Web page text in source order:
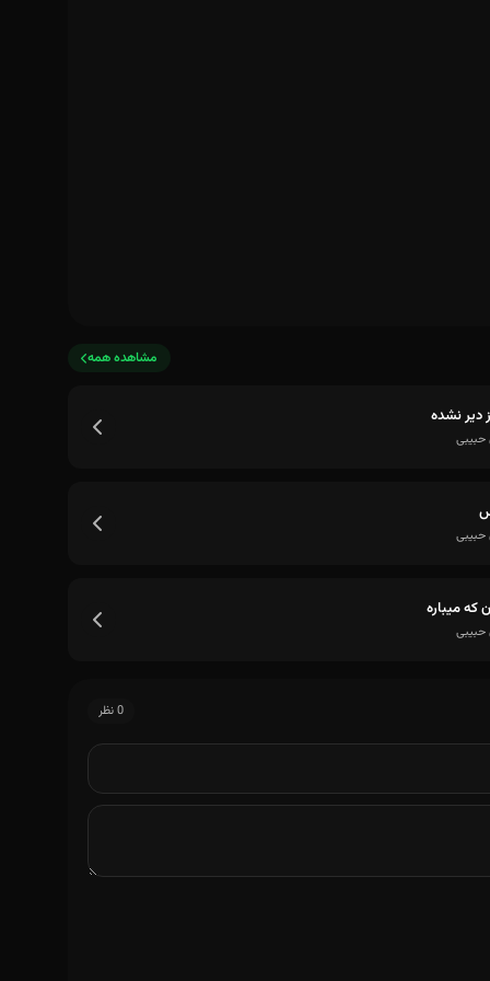
مشاهده همه
دیر نشده
حبیبی
حبیبی
که میباره
حبیبی
0 نظر